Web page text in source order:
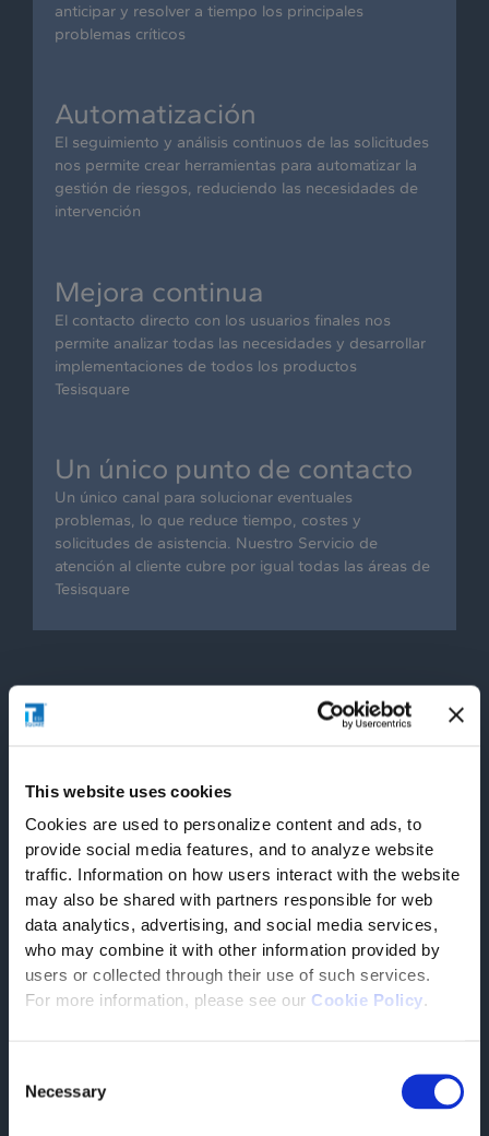
This website uses cookies
Cookies are used to personalize content and ads, to
provide social media features, and to analyze website
traffic. Information on how users interact with the website
may also be shared with partners responsible for web
data analytics, advertising, and social media services,
who may combine it with other information provided by
users or collected through their use of such services.
For more information, please see our Cookie Policy.
Selection
Necessary
anticipar y resolver a tiempo los principales
problemas críticos
Automatización
El seguimiento y análisis continuos de las solicitudes
nos permite crear herramientas para automatizar la
gestión de riesgos, reduciendo las necesidades de
intervención
Mejora continua
El contacto directo con los usuarios finales nos
permite analizar todas las necesidades y desarrollar
implementaciones de todos los productos
Tesisquare
Un único punto de contacto
Un único canal para solucionar eventuales
problemas, lo que reduce tiempo, costes y
solicitudes de asistencia. Nuestro Servicio de
atención al cliente cubre por igual todas las áreas de
Tesisquare
Más de 20 años de
experiencia contados en
pocas cifras
98.5%
Fidelización de nuestros clientes